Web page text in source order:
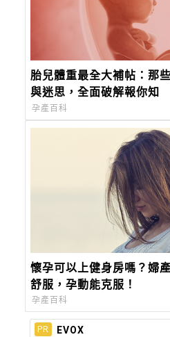
胎兒體重最全大補帖：那
與迷思，全面破解報你知
孕產百科
懷孕可以上健身房嗎？婦
舒服，孕動能克服！
孕產百科
PR EVOX